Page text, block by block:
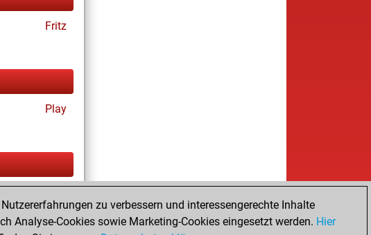
Fritz
Play
zu verbessern und interessengerechte Inhalte
Analyse-Cookies sowie Marketing-Cookies eingesetzt werden. Hier